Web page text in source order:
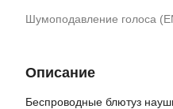
Шумоподавление голоса
Описание
Беспроводные блютуз